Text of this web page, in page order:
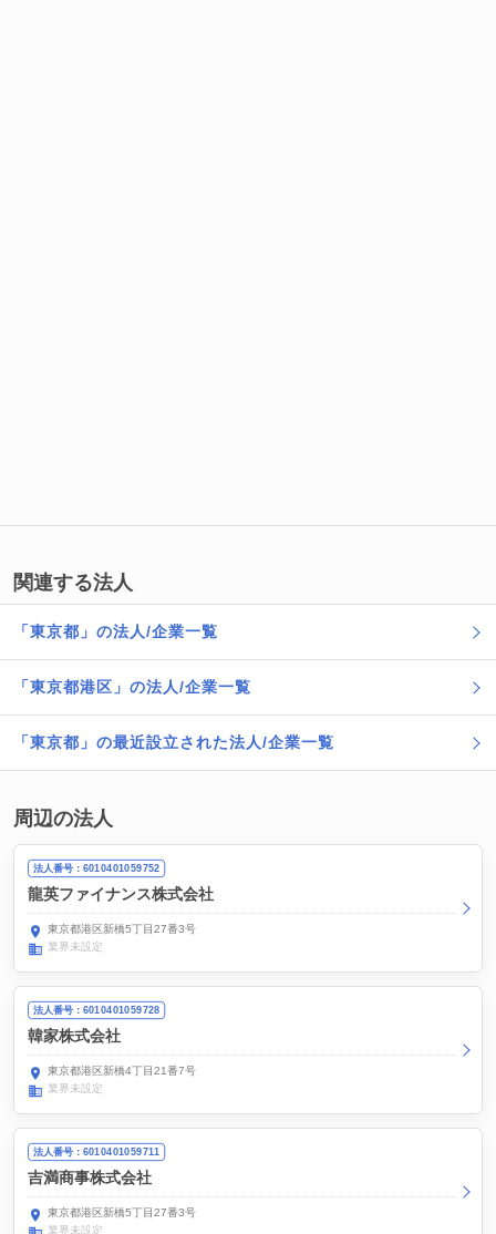
関連する法人
「東京都」の法人/企業一覧
「東京都港区」の法人/企業一覧
「東京都」の最近設立された法人/企業一覧
周辺の法人
法人番号：6010401059752
龍英ファイナンス株式会社
東京都港区新橋5丁目27番3号
業界未設定
法人番号：6010401059728
韓家株式会社
東京都港区新橋4丁目21番7号
業界未設定
法人番号：6010401059711
吉満商事株式会社
東京都港区新橋5丁目27番3号
業界未設定